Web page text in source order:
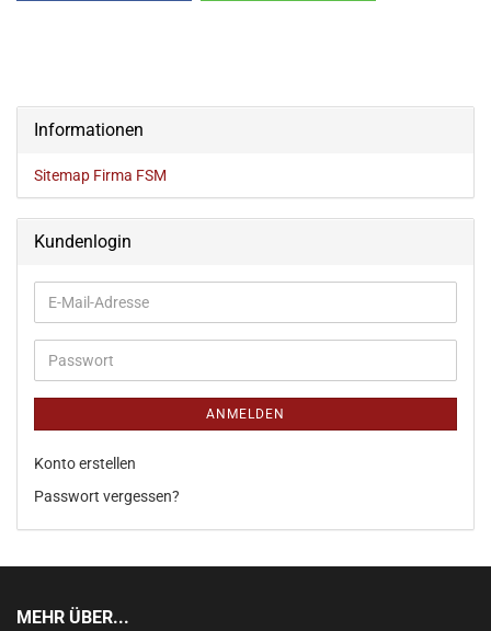
Informationen
Sitemap Firma FSM
Kundenlogin
ANMELDEN
Konto erstellen
Passwort vergessen?
MEHR ÜBER...